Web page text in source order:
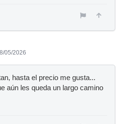
05/2026
hasta el precio me gusta...
aún les queda un largo camino